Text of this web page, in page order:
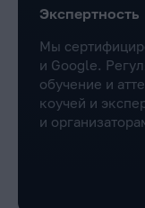
Экспертность
Мы
и Google.
обучение и
коучей и
и